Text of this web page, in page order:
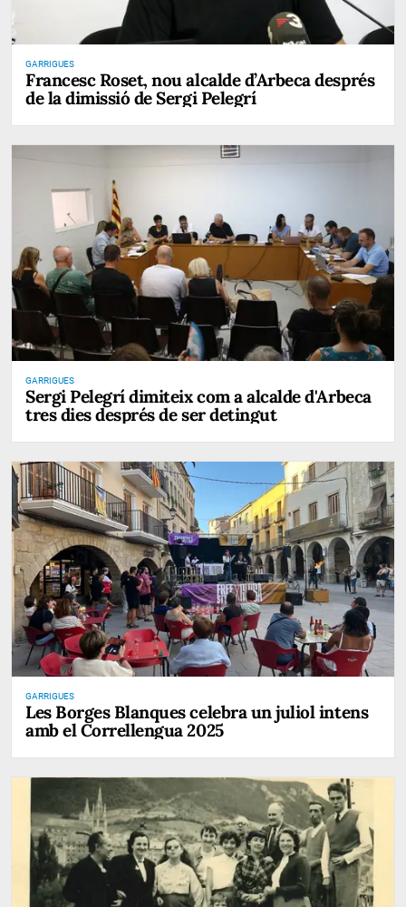
GARRIGUES
Francesc Roset, nou alcalde d’Arbeca després
de la dimissió de Sergi Pelegrí
GARRIGUES
Sergi Pelegrí dimiteix com a alcalde d'Arbeca
tres dies després de ser detingut
GARRIGUES
Les Borges Blanques celebra un juliol intens
amb el Correllengua 2025